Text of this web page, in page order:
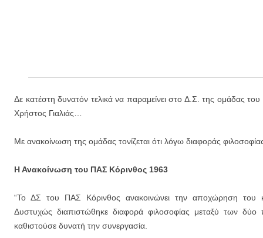
Δε κατέστη δυνατόν τελικά να παραμείνει στο Δ.Σ. της ομάδας του
Χρήστος Γιαλιάς…
Με ανακοίνωση της ομάδας τονίζεται ότι λόγω διαφοράς
Η Ανακοίνωση του ΠΑΣ Κόρινθος 1963
“Το ΔΣ του ΠΑΣ Κόρινθος ανακοινώνει την αποχώρηση του
Δυστυχώς διαπιστώθηκε διαφορά φιλοσοφίας μεταξύ των
καθιστούσε δυνατή την συνεργασία.